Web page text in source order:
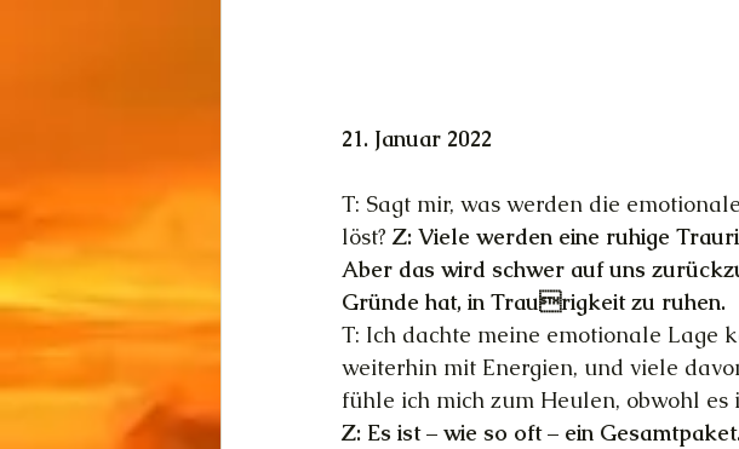
21. Januar 2022
T: Sagt mir, was werden die
löst? Z: Viele werden eine ruhige
Aber das wird schwer auf uns
Gründe hat, in Traurigkeit zu ruhen.
T: Ich dachte meine emotionale Lage
weiterhin mit Energien, und viele
fühle ich mich zum Heulen, obwohl
Z: Es ist – wie so oft – ein